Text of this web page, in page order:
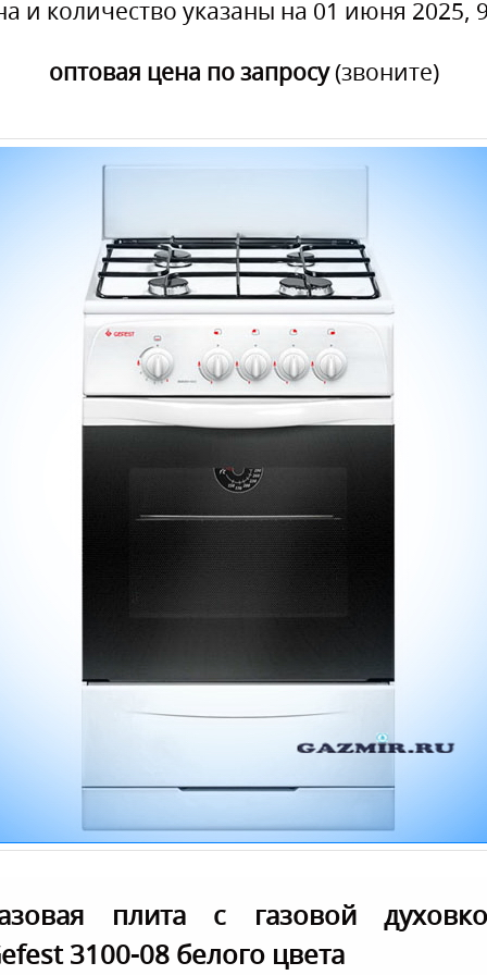
и количество указаны на 01 июня 2025,
оптовая цена по запросу(звоните)
плита с газовой
3100-08 белого цвета